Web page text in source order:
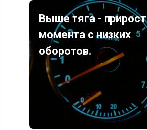
Выше тяга - прирост
момента с низких
оборотов.